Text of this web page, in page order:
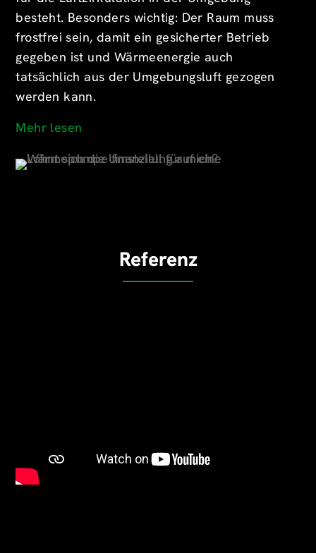
besteht. Besonders wichtig: Der Raum muss
frostfrei sein, damit ein gesicherter Betrieb
gegeben ist und Wärmeenergie auch
tatsächlich aus der Umgebungsluft gezogen
werden kann.
Mehr lesen
Referenz